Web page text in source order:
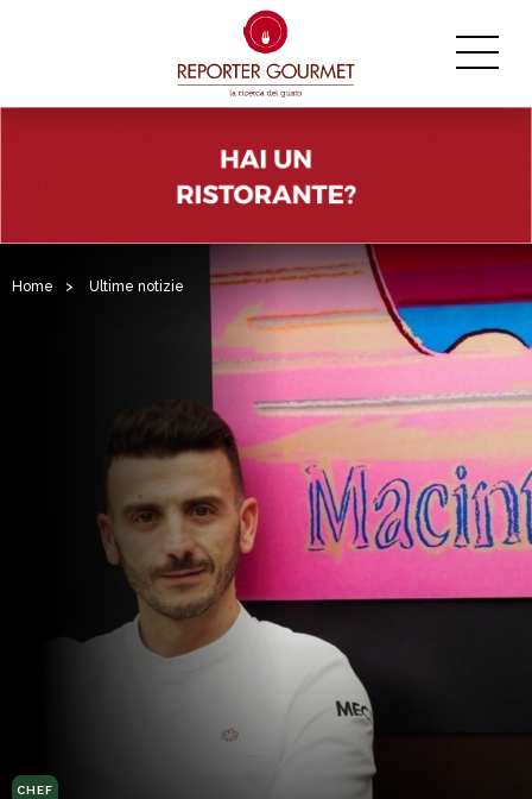
Home > Ultime notizie
CHEF